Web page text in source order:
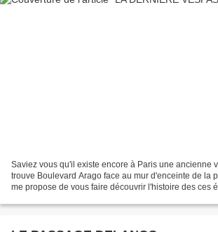
Saviez vous qu'il existe encore à Paris une ancienne
trouve Boulevard Arago face au mur d'enceinte de la
me propose de vous faire découvrir l'histoire des ces